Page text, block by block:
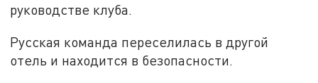
руководстве клуба.
Русская команда переселилась в другой
отель и находится в безопасности.